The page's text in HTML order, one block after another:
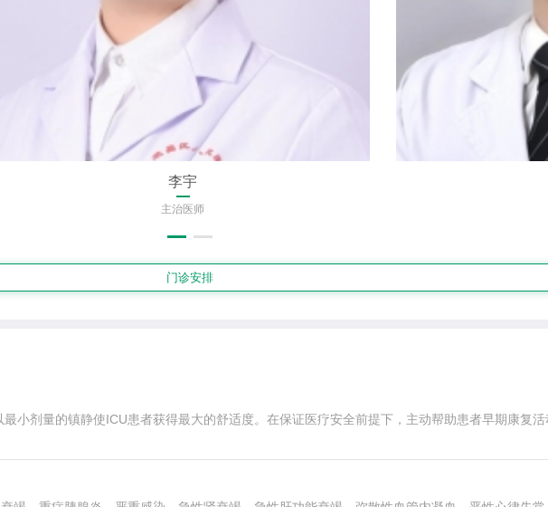
李宇
主治医师
门诊安排
小剂量的镇静使ICU患者获得最大的舒适度。在保证医疗安全前提下，主动帮助患者早期康复